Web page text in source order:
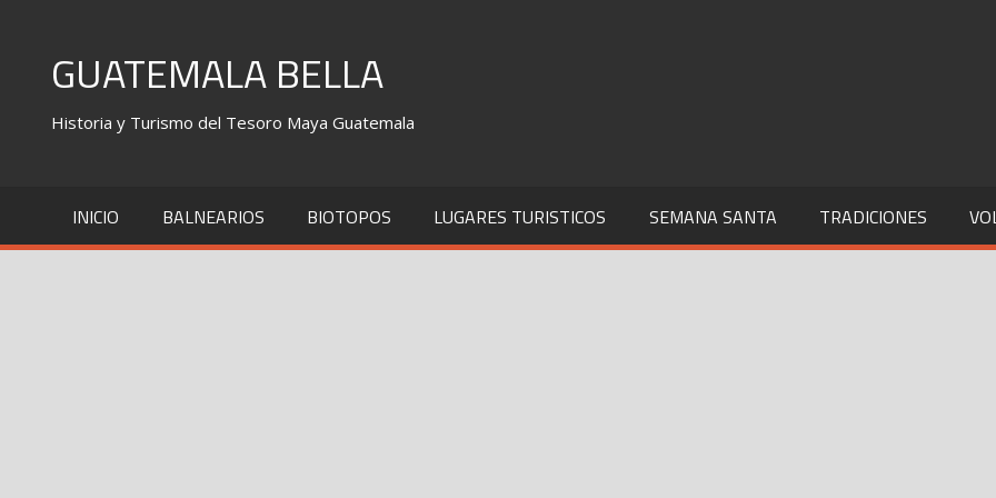
contentGUATEMALA BELLA
Historia y Turismo del Tesoro Maya Guatemala
INICIO BALNEARIOS BIOTOPOS LUGARES TURISTICOS SEMANA SANTA TRADICIONES